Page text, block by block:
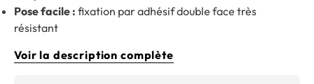
Pose facile : fixation par adhésif double face très
résistant
Voir la description complète